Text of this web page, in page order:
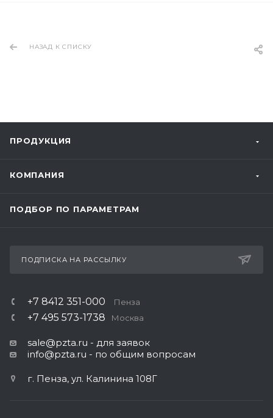
НАЗАД К СПИСКУ
ПРОДУКЦИЯ
КОМПАНИЯ
ПОДБОР ПО ПАРАМЕТРАМ
ПОДПИСКА НА РАССЫЛКУ
+7 8412 351-000 Пенза
+7 495 573-1738 Москва
sale@pzta.ru - для заявок
info@pzta.ru - по общим вопросам
г. Пенза, ул. Калинина 108Г